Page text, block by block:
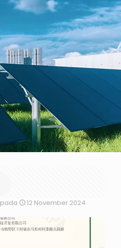
pada 12 November 2024